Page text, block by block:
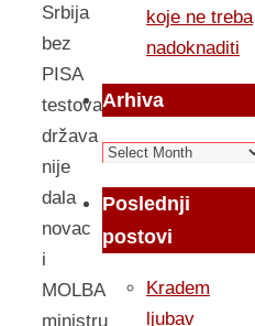
Srbija
bez
PISA
testova,
država
nije
dala
novac
i
MOLBA
ministru
koje ne treba
nadoknaditi
Arhiva
Arhiva
Poslednji
postovi
Kradem
ljubav